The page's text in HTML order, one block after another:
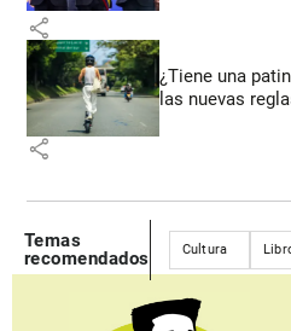
share
¿Tiene una
las nuevas
share
Temas
recomendados
Cultura